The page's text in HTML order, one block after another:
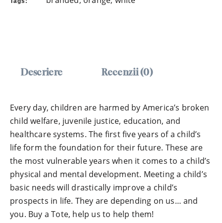
Descriere Recenzii (0)
Every day, children are harmed by America’s broken
child welfare, juvenile justice, education, and
healthcare systems. The first five years of a child’s
life form the foundation for their future. These are
the most vulnerable years when it comes to a child’s
physical and mental development. Meeting a child’s
basic needs will drastically improve a child’s
prospects in life. They are depending on us… and
you. Buy a Tote, help us to help them!